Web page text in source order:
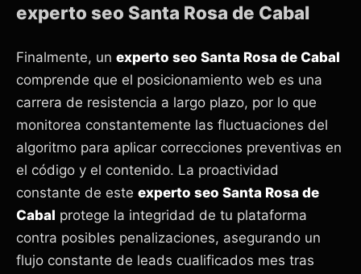
experto seo Santa Rosa de Cabal
Finalmente, un experto seo Santa Rosa de Cabal
comprende que el posicionamiento web es una
carrera de resistencia a largo plazo, por lo que
monitorea constantemente las fluctuaciones del
algoritmo para aplicar correcciones preventivas en
el código y el contenido. La proactividad
constante de este experto seo Santa Rosa de
Cabal protege la integridad de tu plataforma
contra posibles penalizaciones, asegurando un
flujo constante de leads cualificados mes tras